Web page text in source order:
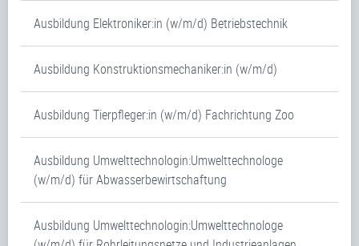
Ausbildung Elektroniker:in (w/m/d) Betriebstechnik
Ausbildung Konstruktionsmechaniker:in (w/m/d)
Ausbildung Tierpfleger:in (w/m/d) Fachrichtung Zoo
Ausbildung Umwelttechnologin:Umwelttechnologe
(w/m/d) für Abwasserbewirtschaftung
Ausbildung Umwelttechnologin:Umwelttechnologe